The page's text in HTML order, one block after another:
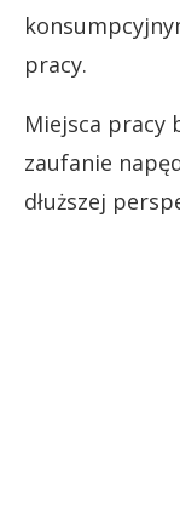
pracy.
Miejsca pracy
zaufanie
dłuższej